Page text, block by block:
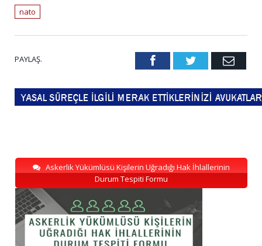
nato
PAYLAŞ. FacebookTwitter Email
Askerlik Yükümlüsü Kişilerin Uğradığı Hak İhlallerinin
Durum Tespiti Formu